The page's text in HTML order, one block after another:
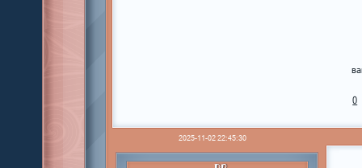
0
2025-11-02 22:45:30